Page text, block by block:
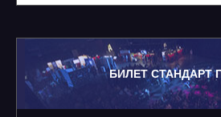
БИЛЕТ СТАНДАРТ